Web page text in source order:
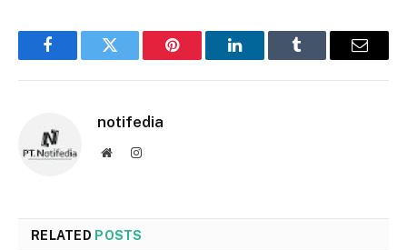
FacebookTwitter Pinterest LinkedInTumblr Email
notifedia
WebsiteInstagram
RELATED POSTS